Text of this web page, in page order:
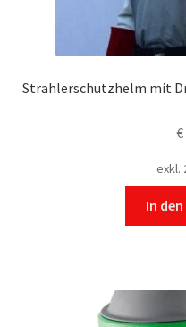
Strahlerschutzhelm mit
€
exkl.
In